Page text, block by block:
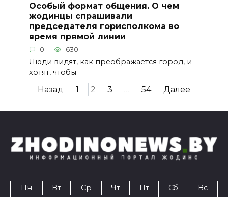
Особый формат общения. О чем
жодинцы спрашивали
председателя горисполкома во
время прямой линии
0 630
Люди видят, как преображается город, и
хотят, чтобы
Пагинация
Назад 1 2 3 … 54 Далее
Пн Вт Ср Чт Пт Сб
Вс